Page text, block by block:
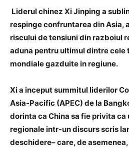
Liderul chinez Xi Jinping a
respinge confruntarea din Asia,
riscului de tensiuni din razboiul
aduna pentru ultimul dintre
mondiale gazduite in regiune.
Xi a inceput summitul liderilor
Asia-Pacific (APEC) de la
dorinta ca China sa fie privita
regionale intr-un discurs scris
deschidere– care, de